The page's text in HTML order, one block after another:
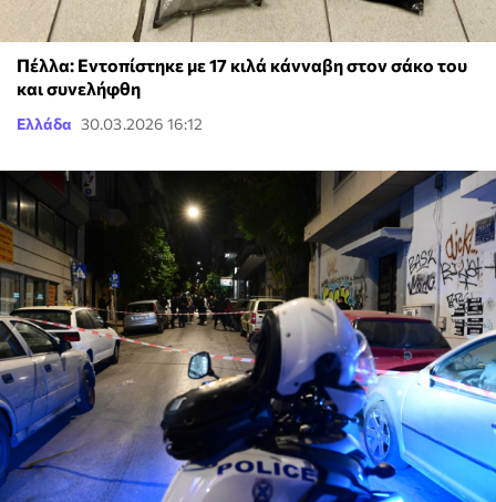
Πέλλα: Εντοπίστηκε με 17 κιλά κάνναβη στον σάκο του
και συνελήφθη
Ελλάδα 30.03.2026 16:12